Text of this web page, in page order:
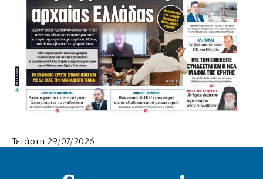
Τετάρτη 29/07/2026